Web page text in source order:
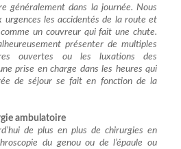
généralement dans la journée. Nous
urgences les accidentés de la route et
un couvreur qui fait une chute.
présenter de multiples
ouvertes ou les luxations des
prise en charge dans les heures qui
de séjour se fait en fonction de la
ambulatoire
de plus en plus de chirurgies en
du genou ou de l’épaule ou